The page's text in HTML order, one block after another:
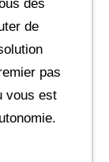
dès
de
pas
vous est